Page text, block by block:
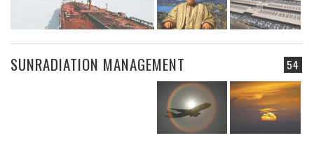
54
SUNRADIATION MANAGEMENT